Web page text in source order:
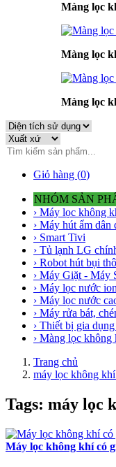
Màng lọc
Màng lọc
Màng lọc
Giỏ hàng (0)
NHÓM SẢN
› Máy lọc không
› Máy hút ẩm
› Smart Tivi
› Tủ lạnh LG
› Robot hút bụi
› Máy Giặt - Máy
› Máy lọc nước
› Máy lọc nước
› Máy rửa bát,
› Thiết bị gia
› Màng lọc không
Trang chủ
máy lọc không
Tags: máy lọc
Máy lọc không khí có